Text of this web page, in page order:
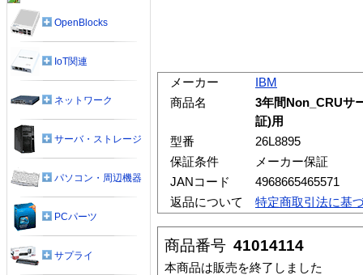
メーカー
IBM
商品名
3年間Non_CRUサ
証)用
型番
26L8895
保証条件
メーカー保証
JANコード
4968665465571
返品について
特定商取引法に基
商品番号 41014114
本商品は販売を終了しました
OpenBlocks
IoT関連
ネットワーク
サーバ・ストレージ
パソコン・周辺機器
PCパーツ
サプライ